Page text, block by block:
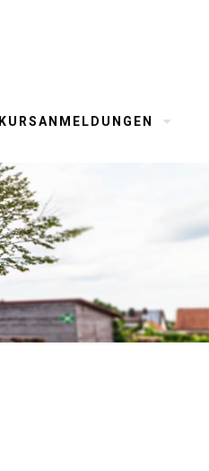
KURSANMELDUNGEN